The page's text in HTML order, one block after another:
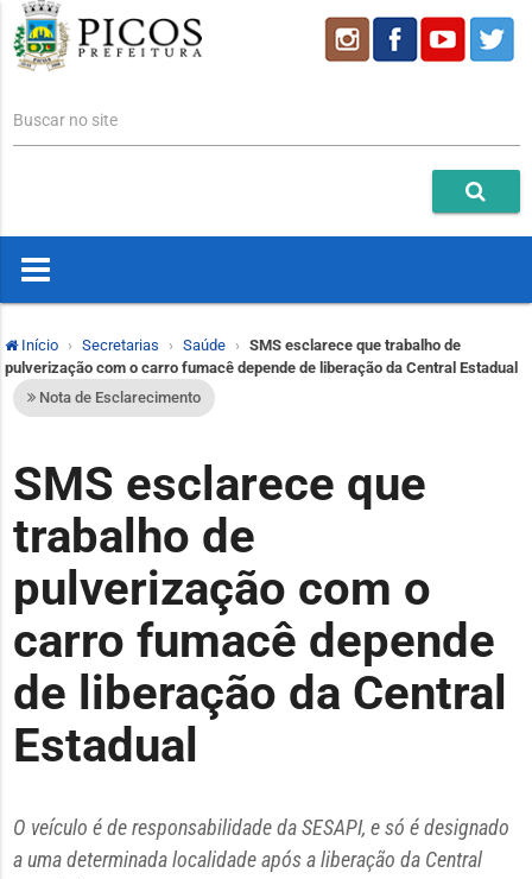
Buscar no site
Início Secretarias Saúde
SMS esclarece que trabalho de
pulverização com o carro fumacê depende de liberação da Central Estadual
Nota de Esclarecimento
SMS esclarece que
trabalho de
pulverização com o
carro fumacê depende
de liberação da Central
Estadual
O veículo é de responsabilidade da SESAPI, e só é designado
a uma determinada localidade após a liberação da Central